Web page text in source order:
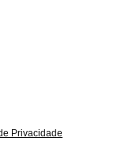
Privacidade